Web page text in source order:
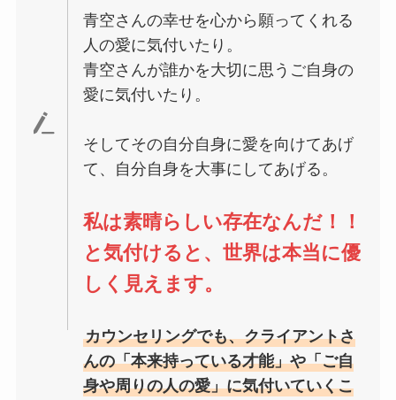
青空さんの幸せを心から願ってくれる
人の愛に気付いたり。
青空さんが誰かを大切に思うご自身の
愛に気付いたり。
そしてその自分自身に愛を向けてあげ
て、自分自身を大事にしてあげる。
私は素晴らしい存在なんだ！！
と気付けると、世界は本当に優
しく見えます。
カウンセリングでも、クライアントさ
んの「本来持っている才能」や「ご自
身や周りの人の愛」に気付いていくこ